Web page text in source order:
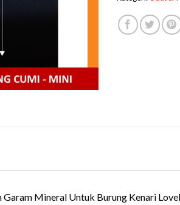
Mineral Untuk Burung Kenari